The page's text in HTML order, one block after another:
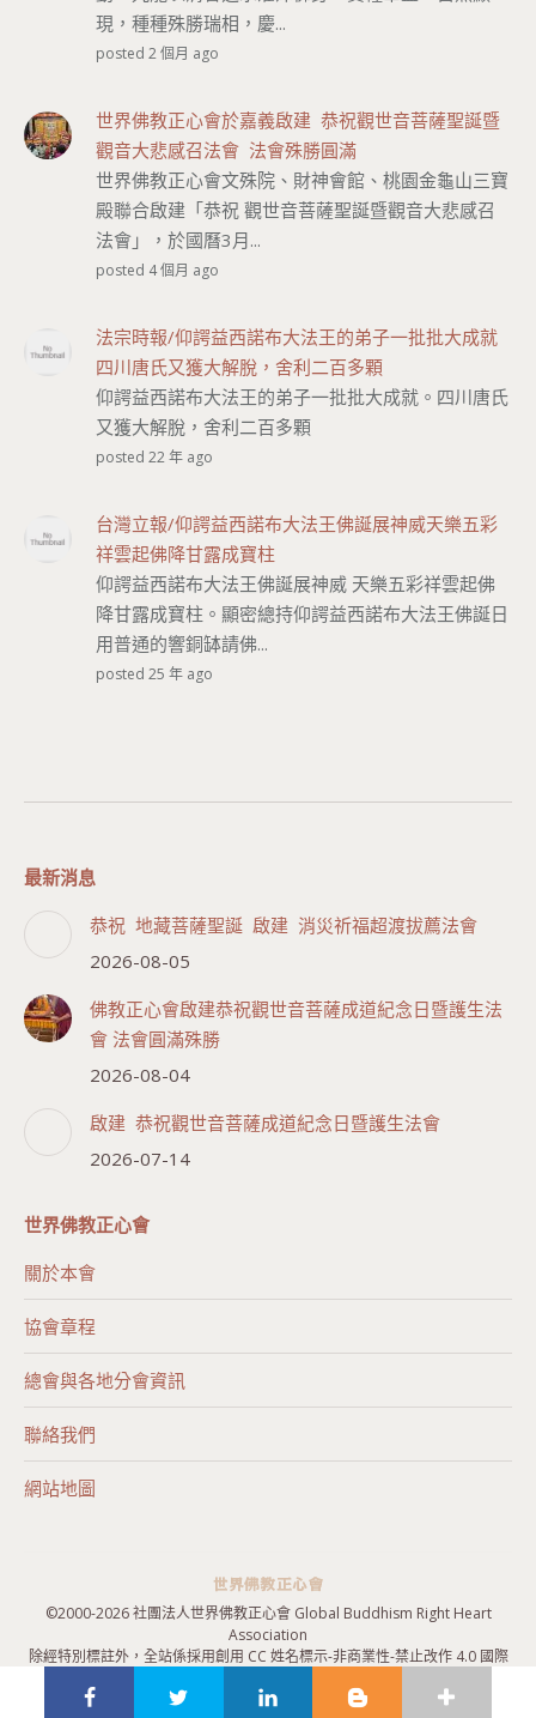
現，種種殊勝瑞相，慶...
posted 2 個月 ago
世界佛教正心會於嘉義啟建 恭祝觀世音菩薩聖誕暨
觀音大悲感召法會 法會殊勝圓滿
世界佛教正心會文殊院、財神會館、桃園金龜山三寶
殿聯合啟建「恭祝 觀世音菩薩聖誕暨觀音大悲感召
法會」，於國曆3月...
posted 4 個月 ago
法宗時報/仰諤益西諾布大法王的弟子一批批大成就
四川唐氏又獲大解脫，舍利二百多顆
仰諤益西諾布大法王的弟子一批批大成就。四川唐氏
又獲大解脫，舍利二百多顆
posted 22 年 ago
台灣立報/仰諤益西諾布大法王佛誕展神威天樂五彩
祥雲起佛降甘露成寶柱
仰諤益西諾布大法王佛誕展神威 天樂五彩祥雲起佛
降甘露成寶柱。顯密總持仰諤益西諾布大法王佛誕日
用普通的響銅缽請佛...
posted 25 年 ago
最新消息
恭祝 地藏菩薩聖誕 啟建 消災祈福超渡拔薦法會
2026-08-05
佛教正心會啟建恭祝觀世音菩薩成道紀念日暨護生法
會 法會圓滿殊勝
2026-08-04
啟建 恭祝觀世音菩薩成道紀念日暨護生法會
2026-07-14
世界佛教正心會
關於本會
協會章程
總會與各地分會資訊
聯絡我們
網站地圖
©2000-2026 社團法人世界佛教正心會 Global Buddhism Right Heart
Association
除經特別標註外，全站係採用創用 CC 姓名標示-非商業性-禁止改作 4.0 國際
隱私權政策 網站地圖| |報名表單